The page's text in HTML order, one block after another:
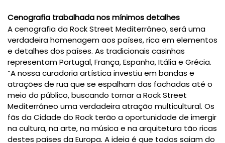
Cenografia trabalhada nos mínimos detalhes
A cenografia da Rock Street Mediterrâneo, será uma
verdadeira homenagem aos países, rica em elementos
e detalhes dos países. As tradicionais casinhas
representam Portugal, França, Espanha, Itália e Grécia.
“A nossa curadoria artística investiu em bandas e
atrações de rua que se espalham das fachadas até o
meio do público, buscando tornar a Rock Street
Mediterrâneo uma verdadeira atração multicultural. Os
fãs da Cidade do Rock terão a oportunidade de imergir
na cultura, na arte, na música e na arquitetura tão ricas
destes países da Europa. A ideia é que todos saiam do